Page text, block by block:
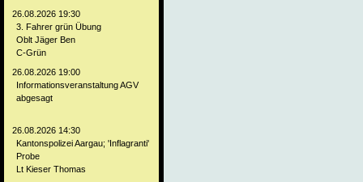
26.08.2026 19:30
3. Fahrer grün Übung
Oblt Jäger Ben
C-Grün
26.08.2026 19:00
Informationsveranstaltung AGV
abgesagt
26.08.2026 14:30
Kantonspolizei Aargau; 'Inflagranti'
Probe
Lt Kieser Thomas